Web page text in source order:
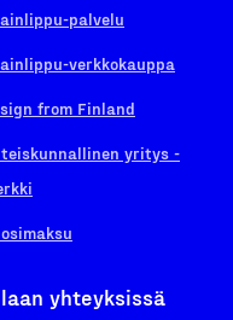
palvelu
verkkokauppa
from Finland
yritys -
yhteyksissä